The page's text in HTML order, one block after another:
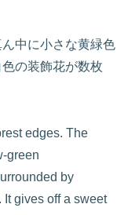
中に小さな黄緑色
の装飾花が数枚
edges. The
green
by
gives off a sweet